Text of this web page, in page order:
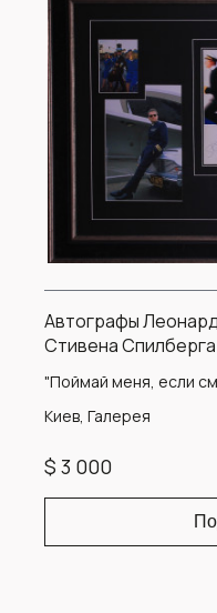
Автографы
Стивена Спилберга
"Поймай меня, если
Киев, Галерея
$ 3 000